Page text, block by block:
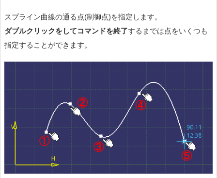
スプライン曲線の通る点(制御点)を指定します。
ダブルクリックをしてコマンドを終了するまでは点をいくつも
指定することができます。